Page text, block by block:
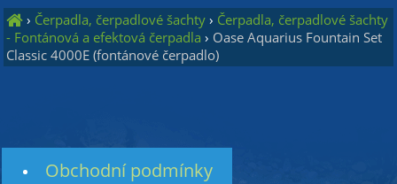
› Čerpadla, čerpadlové šachty › Čerpadla, čerpadlové šachty
- Fontánová a efektová čerpadla › Oase Aquarius Fountain Set
Classic 4000E (fontánové čerpadlo)
Obchodní podmínky